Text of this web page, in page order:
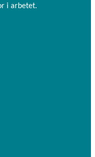
i arbetet.